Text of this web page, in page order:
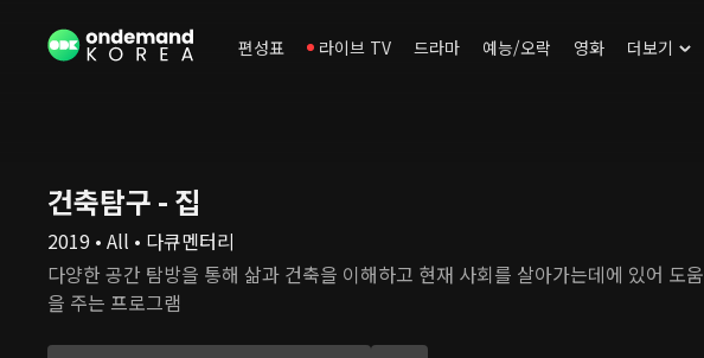
편성표 라이브 TV 드라마 예능/오락 영화 더보기
건축탐구 - 집
2019 • All • 다큐멘터리
다양한 공간 탐방을 통해 삶과 건축을 이해하고 현재 사회를 살아가는데에 있어 도움
을 주는 프로그램